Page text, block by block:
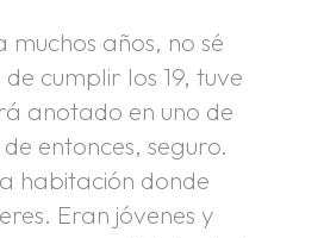
años, no sé
cumplir los 19, tuve
anotado en uno de
entonces, seguro.
habitación donde
Eran jóvenes y